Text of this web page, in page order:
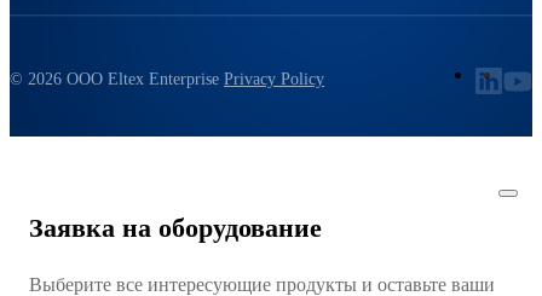
© 2026 ООО Eltex Enterprise Privacy Policy
Заявка на оборудование
Выберите все интересующие продукты и оставьте ваши